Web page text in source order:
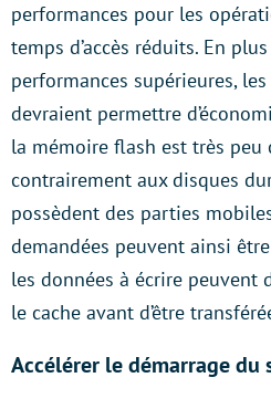
performances pour les
temps d’accès réduits. En
performances supérieures,
devraient permettre
la mémoire flash est très peu
contrairement aux disques
possèdent des parties
demandées peuvent ainsi
les données à écrire peuvent
le cache avant d’être
Accélérer le démarrage du